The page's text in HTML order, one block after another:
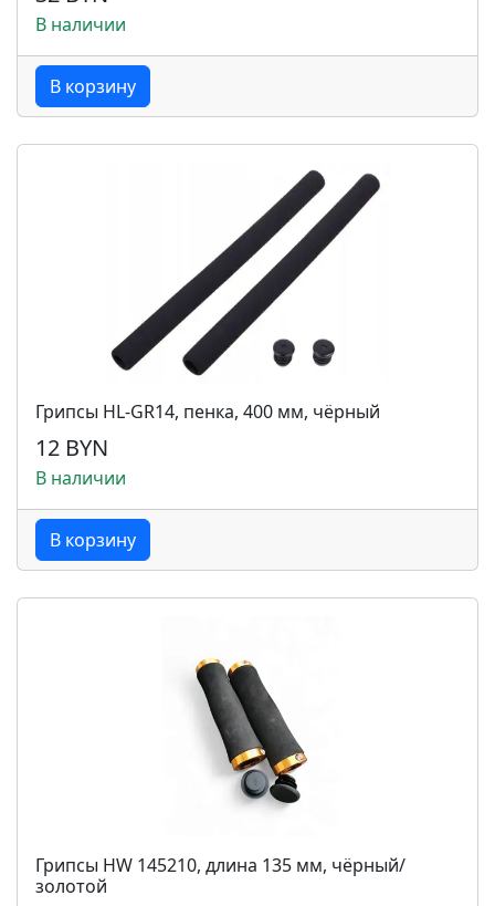
В наличии
В корзину
Грипсы HL-GR14, пенка, 400 мм, чёрный
12 BYN
В наличии
В корзину
Грипсы HW 145210, длина 135 мм, чёрный/
золотой